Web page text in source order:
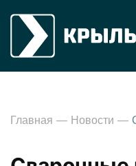
Главная Новости